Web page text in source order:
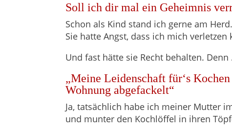
Soll ich dir mal ein Geheimnis
Schon als Kind stand ich gerne am
Sie hatte Angst, dass ich mich verletzen
Und fast hätte sie Recht behalten. Denn
„Meine Leidenschaft für‘s
Wohnung abgefackelt“
Ja, tatsächlich habe ich meiner Mutter
und munter den Kochlöffel in ihren